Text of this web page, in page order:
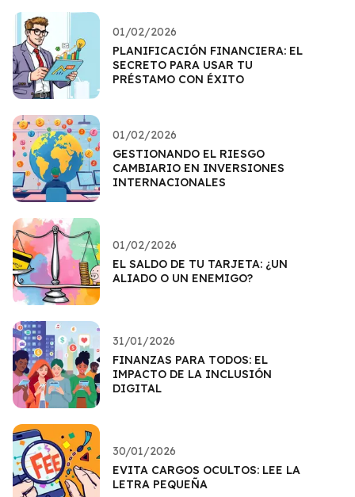
01/02/2026
PLANIFICACIÓN FINANCIERA: EL
SECRETO PARA USAR TU
PRÉSTAMO CON ÉXITO
01/02/2026
GESTIONANDO EL RIESGO
CAMBIARIO EN INVERSIONES
INTERNACIONALES
01/02/2026
EL SALDO DE TU TARJETA: ¿UN
ALIADO O UN ENEMIGO?
31/01/2026
FINANZAS PARA TODOS: EL
IMPACTO DE LA INCLUSIÓN
DIGITAL
30/01/2026
EVITA CARGOS OCULTOS: LEE LA
LETRA PEQUEÑA